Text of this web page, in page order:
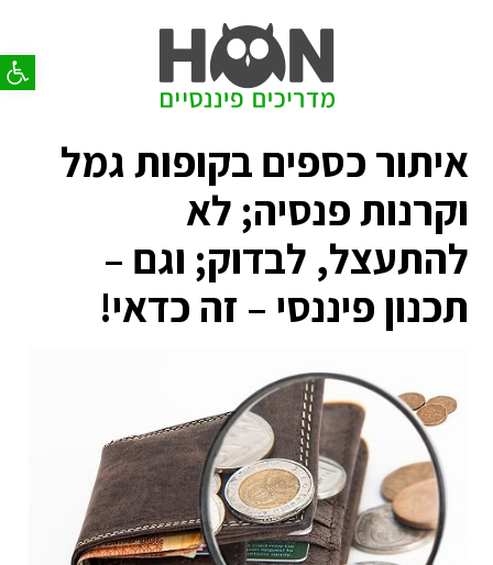
פתח
איתור כספים בקופות גמל
וקרנות פנסיה; לא
להתעצל, לבדוק; וגם –
תכנון פיננסי – זה כדאי!